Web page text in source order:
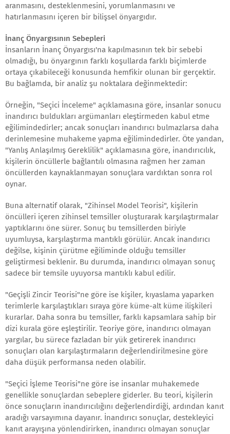
aranmasını, desteklenmesini, yorumlanmasını ve
hatırlanmasını içeren bir bilişsel önyargıdır.
İnanç Önyargısının Sebepleri
İnsanların İnanç Önyargısı'na kapılmasının tek bir sebebi
olmadığı, bu önyargının farklı koşullarda farklı biçimlerde
ortaya çıkabileceği konusunda hemfikir olunan bir gerçektir.
Bu bağlamda, bir analiz şu noktalara değinmektedir:
Örneğin, "Seçici İnceleme" açıklamasına göre, insanlar sonucu
inandırıcı buldukları argümanları eleştirmeden kabul etme
eğilimindedirler; ancak sonuçları inandırıcı bulmazlarsa daha
derinlemesine muhakeme yapma eğilimindedirler. Öte yandan,
"Yanlış Anlaşılmış Gereklilik" açıklamasına göre, inandırıcılık,
kişilerin öncüllerle bağlantılı olmasına rağmen her zaman
öncüllerden kaynaklanmayan sonuçlara vardıktan sonra rol
oynar.
Buna alternatif olarak, "Zihinsel Model Teorisi", kişilerin
öncülleri içeren zihinsel temsiller oluşturarak karşılaştırmalar
yaptıklarını öne sürer. Sonuç bu temsillerden biriyle
uyumluysa, karşılaştırma mantıklı görülür. Ancak inandırıcı
değilse, kişinin çürütme eğiliminde olduğu temsiller
geliştirmesi beklenir. Bu durumda, inandırıcı olmayan sonuç
sadece bir temsile uyuyorsa mantıklı kabul edilir.
"Geçişli Zincir Teorisi"ne göre ise kişiler, kıyaslama yaparken
terimlerle karşılaştıkları sıraya göre küme-alt küme ilişkileri
kurarlar. Daha sonra bu temsiller, farklı kapsamlara sahip bir
dizi kurala göre eşleştirilir. Teoriye göre, inandırıcı olmayan
yargılar, bu sürece fazladan bir yük getirerek inandırıcı
sonuçları olan karşılaştırmaların değerlendirilmesine göre
daha düşük performansa neden olabilir.
"Seçici İşleme Teorisi"ne göre ise insanlar muhakemede
genellikle sonuçlardan sebeplere giderler. Bu teori, kişilerin
önce sonuçların inandırıcılığını değerlendirdiği, ardından kanıt
aradığı varsayımına dayanır. İnandırıcı sonuçlar, destekleyici
kanıt arayışına yönlendirirken, inandırıcı olmayan sonuçlar